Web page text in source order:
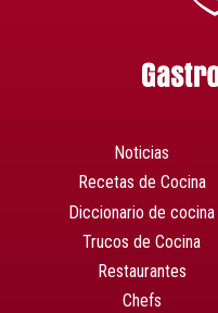
Noticias
Recetas de Cocina
Diccionario de cocina
Trucos de Cocina
Restaurantes
Chefs